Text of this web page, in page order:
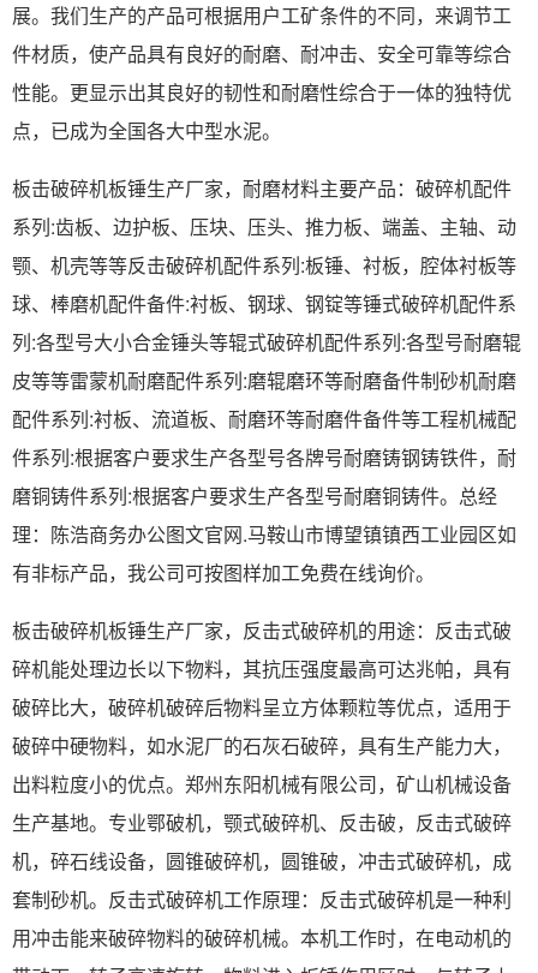
展。我们生产的产品可根据用户工矿条件的不同，来调节工
件材质，使产品具有良好的耐磨、耐冲击、安全可靠等综合
性能。更显示出其良好的韧性和耐磨性综合于一体的独特优
点，已成为全国各大中型水泥。
板击破碎机板锤生产厂家，耐磨材料主要产品：破碎机配件
系列:齿板、边护板、压块、压头、推力板、端盖、主轴、动
颚、机壳等等反击破碎机配件系列:板锤、衬板，腔体衬板等
球、棒磨机配件备件:衬板、钢球、钢锭等锤式破碎机配件系
列:各型号大小合金锤头等辊式破碎机配件系列:各型号耐磨辊
皮等等雷蒙机耐磨配件系列:磨辊磨环等耐磨备件制砂机耐磨
配件系列:衬板、流道板、耐磨环等耐磨件备件等工程机械配
件系列:根据客户要求生产各型号各牌号耐磨铸钢铸铁件，耐
磨铜铸件系列:根据客户要求生产各型号耐磨铜铸件。总经
理：陈浩商务办公图文官网.马鞍山市博望镇镇西工业园区如
有非标产品，我公司可按图样加工免费在线询价。
板击破碎机板锤生产厂家，反击式破碎机的用途：反击式破
碎机能处理边长以下物料，其抗压强度最高可达兆帕，具有
破碎比大，破碎机破碎后物料呈立方体颗粒等优点，适用于
破碎中硬物料，如水泥厂的石灰石破碎，具有生产能力大，
出料粒度小的优点。郑州东阳机械有限公司，矿山机械设备
生产基地。专业鄂破机，颚式破碎机、反击破，反击式破碎
机，碎石线设备，圆锥破碎机，圆锥破，冲击式破碎机，成
套制砂机。反击式破碎机工作原理：反击式破碎机是一种利
用冲击能来破碎物料的破碎机械。本机工作时，在电动机的